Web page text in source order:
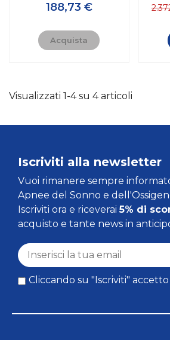
188,73 €
Acquista
Visualizzati 1-4 su 4 articoli
Iscriviti alla newsletter
Vuoi rimanere sempre
Apnee del Sonno e
Iscriviti ora e riceverai5% di
acquisto e tante news in
Cliccando su "Iscriviti" accetto